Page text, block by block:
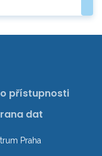
přístupnosti
dat
Praha